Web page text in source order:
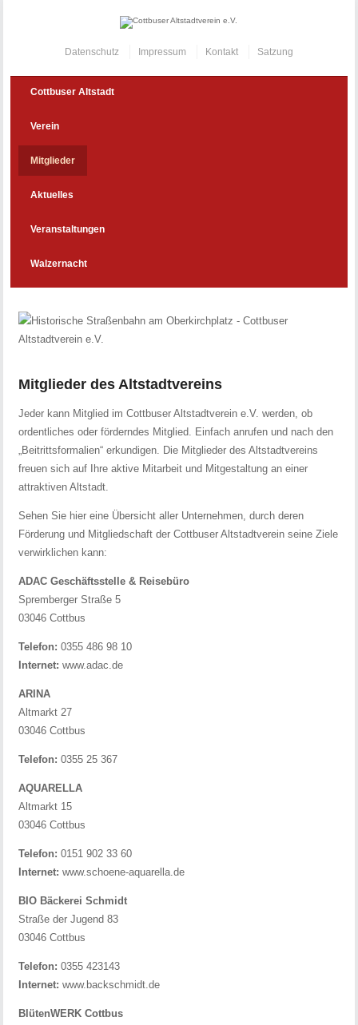
Datenschutz Impressum Kontakt Satzung
Cottbuser Altstadt
Verein
Mitglieder
Aktuelles
Veranstaltungen
Walzernacht
Mitglieder des Altstadtvereins
Jeder kann Mitglied im Cottbuser Altstadtverein e.V. werden, ob
ordentliches oder förderndes Mitglied. Einfach anrufen und nach den
„Beitrittsformalien“ erkundigen. Die Mitglieder des Altstadtvereins
freuen sich auf Ihre aktive Mitarbeit und Mitgestaltung an einer
attraktiven Altstadt.
Sehen Sie hier eine Übersicht aller Unternehmen, durch deren
Förderung und Mitgliedschaft der Cottbuser Altstadtverein seine Ziele
verwirklichen kann:
ADAC Geschäftsstelle & Reisebüro
Spremberger Straße 5
03046 Cottbus
Telefon: 0355 486 98 10
Internet: www.adac.de
ARINA
Altmarkt 27
03046 Cottbus
Telefon: 0355 25 367
AQUARELLA
Altmarkt 15
03046 Cottbus
Telefon: 0151 902 33 60
Internet: www.schoene-aquarella.de
BIO Bäckerei Schmidt
Straße der Jugend 83
03046 Cottbus
Telefon: 0355 423143
Internet: www.backschmidt.de
BlütenWERK Cottbus